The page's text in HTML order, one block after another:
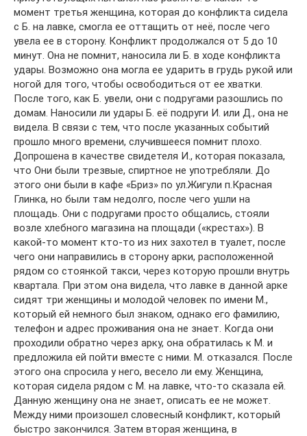
момент третья женщина, которая до конфликта сидела
с Б. на лавке, смогла ее оттащить от неё, после чего
увела ее в сторону. Конфликт продолжался от 5 до 10
минут. Она не помнит, наносила ли Б. в ходе конфликта
удары. Возможно она могла ее ударить в грудь рукой или
ногой для того, чтобы освободиться от ее хватки.
После того, как Б. увели, они с подругами разошлись по
домам. Наносили ли удары Б. её подруги И. или Д., она не
видела. В связи с тем, что после указанных событий
прошло много времени, случившееся помнит плохо.
Допрошена в качестве свидетеля И., которая показала,
что Они были трезвые, спиртное не употребляли. До
этого они были в кафе «Бриз» по ул.Жигули п.Красная
Глинка, но были там недолго, после чего ушли на
площадь. Они с подругами просто общались, стояли
возле хлебного магазина на площади («крестах»). В
какой-то момент кто-то из них захотел в туалет, после
чего они направились в сторону арки, расположенной
рядом со стоянкой такси, через которую прошли внутрь
квартала. При этом она видела, что лавке в данной арке
сидят три женщины и молодой человек по имени М.,
который ей немного был знаком, однако его фамилию,
телефон и адрес проживания она не знает. Когда они
проходили обратно через арку, она обратилась к М. и
предложила ей пойти вместе с ними. М. отказался. После
этого она спросила у него, весело ли ему. Женщина,
которая сидела рядом с М. на лавке, что-то сказала ей.
Данную женщину она не знает, описать ее не может.
Между ними произошел словесный конфликт, который
быстро закончился. Затем вторая женщина, в